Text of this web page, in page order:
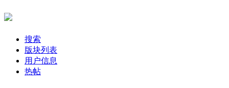
搜索
版块列表
用户信息
热帖